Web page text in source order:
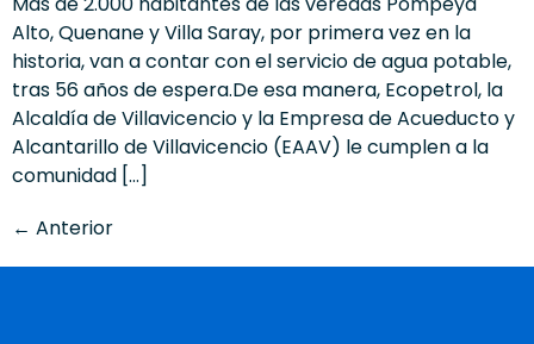
Alto, Quenane y Villa Saray, por primera vez en la
historia, van a contar con el servicio de agua potable,
tras 56 años de espera.De esa manera, Ecopetrol, la
Alcaldía de Villavicencio y la Empresa de Acueducto y
Alcantarillo de Villavicencio (EAAV) le cumplen a la
comunidad […]
← Anterior